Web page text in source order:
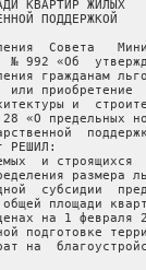
КВАРТИР ЖИЛЫХ
ПОДДЕРЖКОЙ
Совета
992 «Об
гражданам
или приобретение
и
«О предельных
РЕШИЛ:
и строящихся
размера
субсидии
площади
на 1
подготовке
на